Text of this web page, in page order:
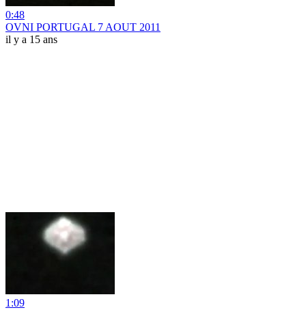
0:48
OVNI PORTUGAL 7 AOUT 2011
il y a 15 ans
1:09